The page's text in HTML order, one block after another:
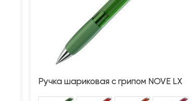
Ручка шариковая с грипом NOVE LX